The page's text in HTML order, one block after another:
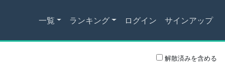
一覧 ランキング ログイン サインアップ
解散済みを含める